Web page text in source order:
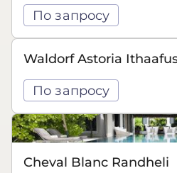
По запросу
Waldorf Astoria
По запросу
Cheval Blanc Randheli